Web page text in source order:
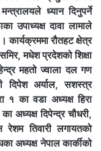
ध्यान दिनुपर्ने
दावा लामाले
रौतहट क्षेत्र
मधेश प्रदेशको शिक्षा
महतो ज्वाला दल गण
दिपेश अर्याल, सशस्त्र
१ का वडा अध्यक्ष हिरा
अध्यक्ष दिपेन्द्र चौधरी,
रेशम तिवारी लगायतको
अध्यक्ष नेपाल कार्कीको